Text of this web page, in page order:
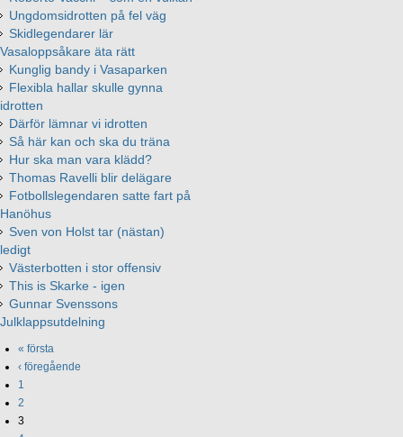
Ungdomsidrotten på fel väg
Skidlegendarer lär
Vasaloppsåkare äta rätt
Kunglig bandy i Vasaparken
Flexibla hallar skulle gynna
idrotten
Därför lämnar vi idrotten
Så här kan och ska du träna
Hur ska man vara klädd?
Thomas Ravelli blir delägare
Fotbollslegendaren satte fart på
Hanöhus
Sven von Holst tar (nästan)
ledigt
Västerbotten i stor offensiv
This is Skarke - igen
Gunnar Svenssons
Julklappsutdelning
« första
‹ föregående
1
2
3